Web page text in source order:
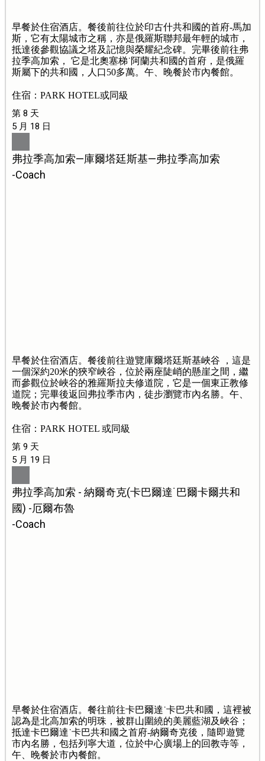
早餐於住宿酒店。餐後前往位於印古什共和國的首府-馬加
斯，它有太陽城市之稱，亦是俄羅斯聯邦最年輕的城市，
抵達後參觀協議之塔及記憶與榮耀紀念碑。完畢後前往弗
拉季高加索， 它是北奧塞梯˙阿蘭共和國的首府，是俄羅
斯屬下的共和國，人口50多萬。午、晚餐於市內餐館。
住宿：PARK HOTEL或同級
第 8 天
5 月 18 日
弗拉季高加索—庫爾塔廷斯基—弗拉季高加索
-Coach
早餐於住宿酒店。餐後前往遊覽庫爾塔廷斯基峽谷 ，這是
一個深約20米的狹窄峽谷，位於兩座陡峭的懸崖之間，繼
而參觀位於峽谷的雅羅斯拉夫修道院，它是一個東正教修
道院；完畢後返回弗拉季市內，徒步瀏覽市內名勝。午、
晚餐於市內餐館。
住宿：PARK HOTEL 或同級
第 9 天
5 月 19 日
弗拉季高加索 - 納爾奇克(卡巴爾達˙巴爾卡爾共和
國) -厄爾布魯
-Coach
早餐於住宿酒店。餐往前往卡巴爾達˙卡巴共和國，這裡被
認為是北高加索的明珠，被群山圍繞的美麗藍湖及峽谷；
抵達卡巴爾達˙卡巴共和國之首府-納爾奇克後，隨即遊覽
市內名勝，包括列寧大道，位於中心廣場上的回教寺等，
午、晚餐於市內餐館。